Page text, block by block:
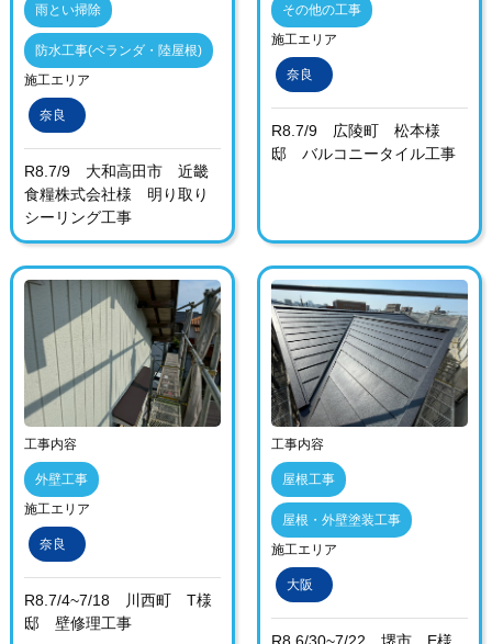
雨とい掃除
防水工事(ベランダ・陸屋根)
施工エリア
奈良
R8.7/9 大和高田市 近畿
食糧株式会社様 明り取り
シーリング工事
その他の工事
施工エリア
奈良
R8.7/9 広陵町 松本様
邸 バルコニータイル工事
工事内容
外壁工事
施工エリア
奈良
R8.7/4~7/18 川西町 T様
邸 壁修理工事
工事内容
屋根工事
屋根・外壁塗装工事
施工エリア
大阪